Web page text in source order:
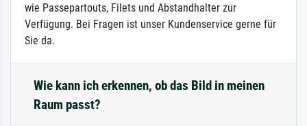
wie Passepartouts, Filets und Abstandhalter zur
Verfügung. Bei Fragen ist unser Kundenservice gerne für
Sie da.
Wie kann ich erkennen, ob das Bild in meinen
Raum passt?